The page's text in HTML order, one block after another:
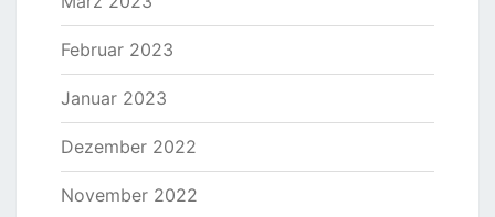
Februar 2023
Januar 2023
Dezember 2022
November 2022